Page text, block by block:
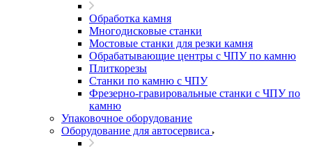
Обработка камня
Многодисковые станки
Мостовые станки для резки камня
Обрабатывающие центры с ЧПУ по камню
Плиткорезы
Станки по камню с ЧПУ
Фрезерно-гравировальные станки с ЧПУ по
камню
Упаковочное оборудование
Оборудование для автосервиса